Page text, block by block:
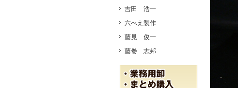
吉田 浩一
六べえ製作
藤見 俊一
藤巻 志邦